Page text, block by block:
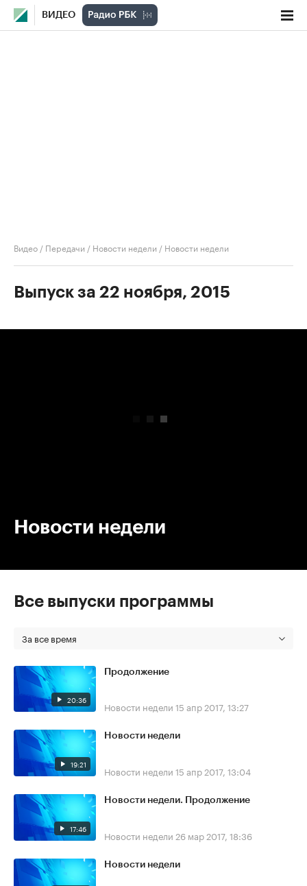
ВИДЕО
Видео / Передачи / Новости недели / Новости недели
Выпуск за 22 ноября, 2015
Новости недели
Все выпуски программы
За все время
20:36
Продолжение
Новости недели 15 апр 2017, 13:27
19:21
Новости недели
Новости недели 15 апр 2017, 13:04
17:46
Новости недели. Продолжение
Новости недели 26 мар 2017, 18:36
Новости недели